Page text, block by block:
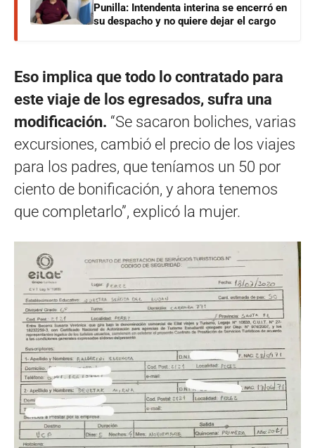
Punilla: Intendenta interina se encerró en
su despacho y no quiere dejar el cargo
Eso implica que todo lo contratado para
este viaje de los egresados, sufra una
modificación. “Se sacaron boliches, varias
excursiones, cambió el precio de los viajes
para los padres, que teníamos un 50 por
ciento de bonificación, y ahora tenemos
que completarlo”, explicó la mujer.